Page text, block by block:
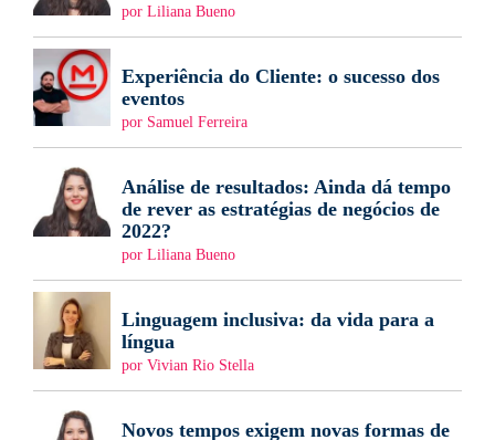
por Liliana Bueno
Experiência do Cliente: o sucesso dos
eventos
por Samuel Ferreira
Análise de resultados: Ainda dá tempo
de rever as estratégias de negócios de
2022?
por Liliana Bueno
Linguagem inclusiva: da vida para a
língua
por Vivian Rio Stella
Novos tempos exigem novas formas de